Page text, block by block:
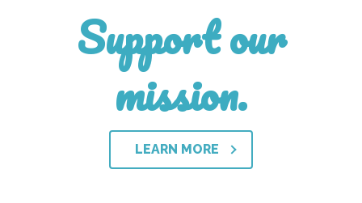
Support our
mission.
LEARN MORE